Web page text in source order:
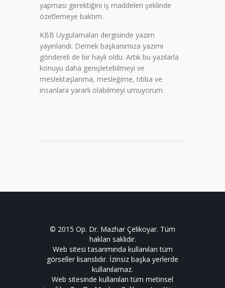
yapması gerektiğini iş maddeleri şeklinde
özetlemeye baktım.
KBB Uygulamaları dergisinde yazım
yayınlandı. Dernek başkanımıza yazımı
göndereli de bir hayli oldu. Artık bu yazılarla
konuyu daha genişletebilmeyi ve
meslektaşlarıma, mesleğime, tıbba ve
insanlara yararlı olabilmeyi umuyorum.
© 2015 Op. Dr. Mazhar Çelikoyar. Tüm
hakları saklıdır.
Web sitesi tasarımında kullanılan tüm
görseller lisanslıdır. İzinsiz başka yerlerde
kullanılamaz.
Web sitesinde kullanılan tüm metinsel